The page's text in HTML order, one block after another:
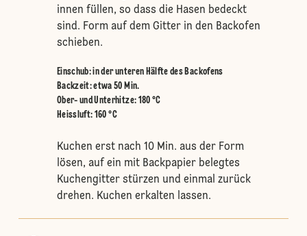
innen füllen, so dass die Hasen bedeckt
sind. Form auf dem Gitter in den Backofen
schieben.
Einschub:in der unteren Hälfte des Backofens
Backzeit: etwa 50 Min.
Ober- und Unterhitze: 180 °C
Heissluft: 160 °C
Kuchen erst nach 10 Min. aus der Form
lösen, auf ein mit Backpapier belegtes
Kuchengitter stürzen und einmal zurück
drehen. Kuchen erkalten lassen.